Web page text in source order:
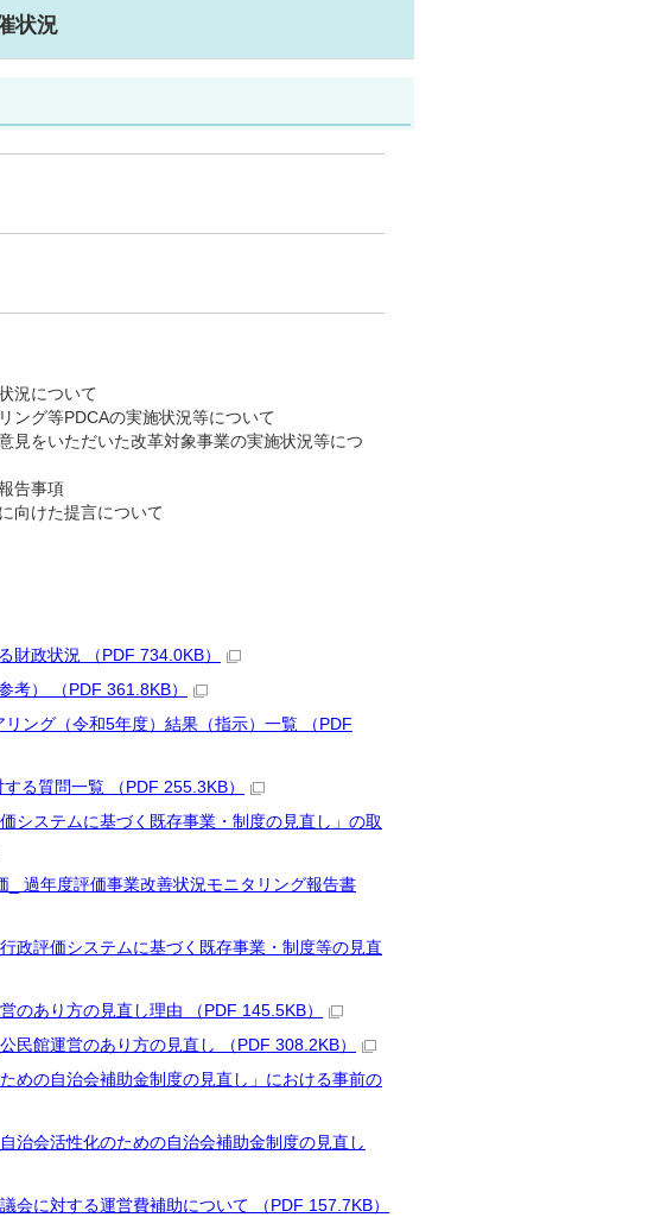
状況
況について
ング等PDCAの実施状況等について
見をいただいた改革対象事業の実施状況等につ
告事項
向けた提言について
財政状況 （PDF 734.0KB）
考） （PDF 361.8KB）
ング（令和5年度）結果（指示）一覧 （PDF
る質問一覧 （PDF 255.3KB）
システムに基づく既存事業・制度の見直し」の取
過年度評価事業改善状況モニタリング報告書
政評価システムに基づく既存事業・制度等の見直
のあり方の見直し理由 （PDF 145.5KB）
館運営のあり方の見直し （PDF 308.2KB）
めの自治会補助金制度の見直し」における事前の
治会活性化のための自治会補助金制度の見直し
に対する運営費補助について （PDF 157.7KB）